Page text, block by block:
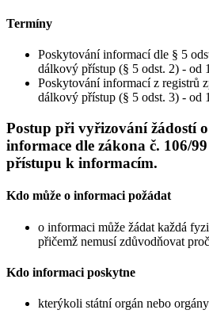
Termíny
Poskytování informací dle § 5
dálkový přístup (§ 5 odst. 2) - od
Poskytování informací z registrů
dálkový přístup (§ 5 odst. 3) - od
Postup při vyřizování žádostí
informace dle zákona č. 106/
přístupu k informacím.
Kdo může o informaci požádat
o informaci může žádat každá
přičemž nemusí zdůvodňovat
Kdo informaci poskytne
kterýkoli státní orgán nebo